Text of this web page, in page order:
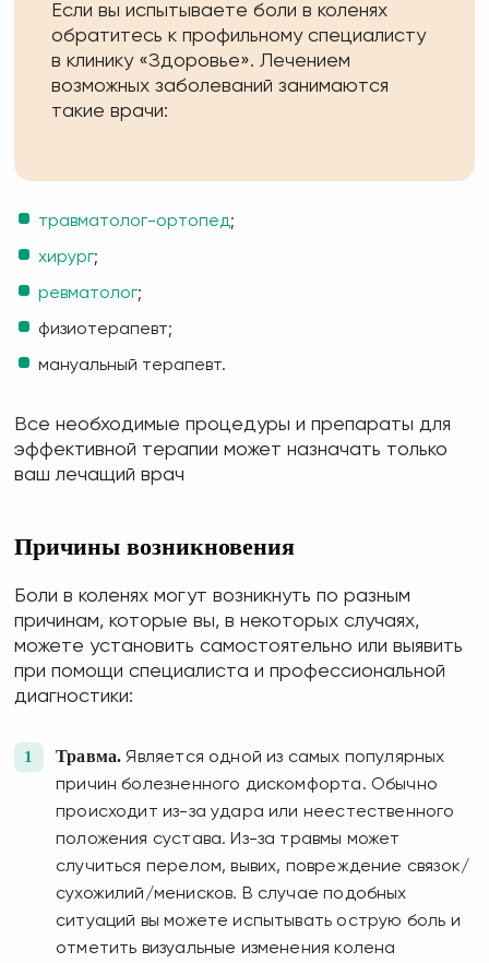
Если вы испытываете боли в коленях
обратитесь к профильному специалисту
в клинику «Здоровье». Лечением
возможных заболеваний занимаются
такие врачи:
травматолог-ортопед;
хирург;
ревматолог;
физиотерапевт;
мануальный терапевт.
Все необходимые процедуры и препараты для
эффективной терапии может назначать только
ваш лечащий врач
Причины возникновения
Боли в коленях могут возникнуть по разным
причинам, которые вы, в некоторых случаях,
можете установить самостоятельно или выявить
при помощи специалиста и профессиональной
диагностики:
Травма. Является одной из самых популярных
причин болезненного дискомфорта. Обычно
происходит из-за удара или неестественного
положения сустава. Из-за травмы может
случиться перелом, вывих, повреждение связок/
сухожилий/менисков. В случае подобных
ситуаций вы можете испытывать острую боль и
отметить визуальные изменения колена